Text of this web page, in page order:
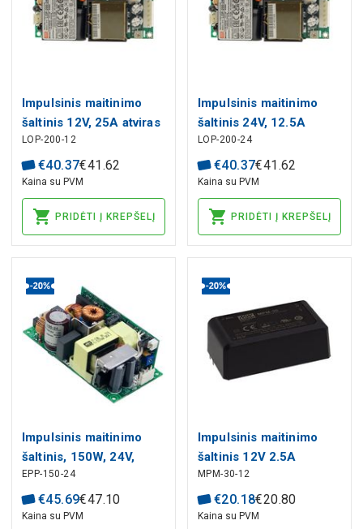
Impulsinis maitinimo
šaltinis 12V, 25A atviras
korpusas, PFC
LOP-200-12
€40.37€41 .62
Kaina su PVM
PRIDĖTI Į KREPŠELĮ
Impulsinis maitinimo
šaltinis 24V, 12.5A
atviras korpusas, PFC
LOP-200-24
€40.37€41 .62
Kaina su PVM
PRIDĖTI Į KREPŠELĮ
Impulsinis maitinimo
šaltinis, 150W, 24V,
6,25A atviras korpusas,
PFC
EPP-150-24
€45.69€47.10
Kaina su PVM
Impulsinis maitinimo
šaltinis 12V 2.5A
uždaras, MEAN WELL
MPM-30-12
€20.18€20.80
Kaina su PVM